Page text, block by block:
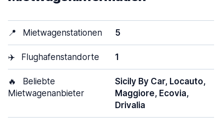
📍 Mietwagenstationen 5
✈️ Flughafenstandorte 1
🔥
Beliebte
Mietwagenanbieter
Sicily By Car, Locauto,
Maggiore, Ecovia,
Drivalia